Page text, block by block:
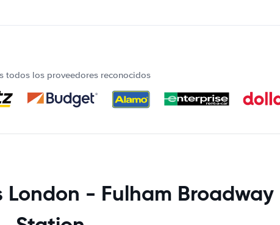
todos los proveedores reconocidos
- Fulham Broadway